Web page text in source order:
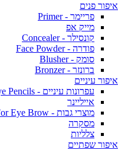
איפור פנים
פריימר - Primer
מייק אפ
קונסילר - Concealer
פודרה - Face Powder
סומק - Blusher
ברונזר - Bronzer
איפור עיניים
עפרונות עיניים - Eye Pencils
אייליינר
מוצרי גבות - For Eye Brow
מסקרה
צלליות
איפור שפתיים